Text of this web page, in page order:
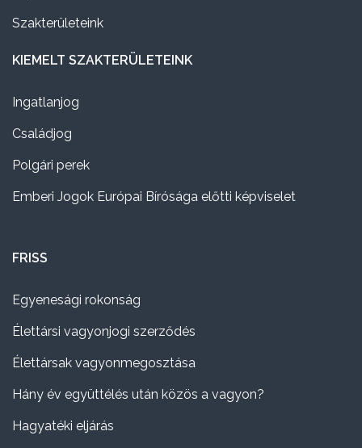
Szakterületeink
KIEMELT SZAKTERÜLETEINK
Ingatlanjog
Családjog
Polgári perek
Emberi Jogok Európai Bírósága előtti képviselet
FRISS
Egyenesági rokonság
Élettársi vagyonjogi szerződés
Élettársak vagyonmegosztása
Hány év együttélés után közös a vagyon?
Hagyatéki eljárás